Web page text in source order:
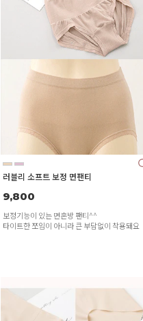
러블리 소프트 보정 면팬티
9,800
보정기능이 있는 면혼방 팬티^^
타이트한 쪼임이 아니라 큰 부담없이 착용돼요